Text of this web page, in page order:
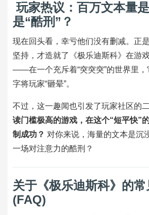
玩家热议：百万文本量
是“酷刑”？
现在回头看，幸亏他们没有删减。正
坚持，才造就了《极乐迪斯科》在游
——在一个充斥着“突突突”的世界里，
字将玩家“砸晕”。
不过，这一趣闻也引发了玩家社区的
读门槛极高的游戏，在这个“短平快”
制成功？ 对你来说，海量的文本是沉
一场对注意力的酷刑？
关于《极乐迪斯科》的
(FAQ)